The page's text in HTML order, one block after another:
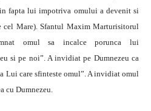
fapta lui impotriva omului a devenit si
cel Mare). Sfantul Maxim Marturisitorul
omul sa incalce porunca lui
si pe noi”. A invidiat pe Dumnezeu ca
Lui care sfinteste omul”. A invidiat omul
cu Dumnezeu.